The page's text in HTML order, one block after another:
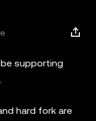
be supporting
hard fork are